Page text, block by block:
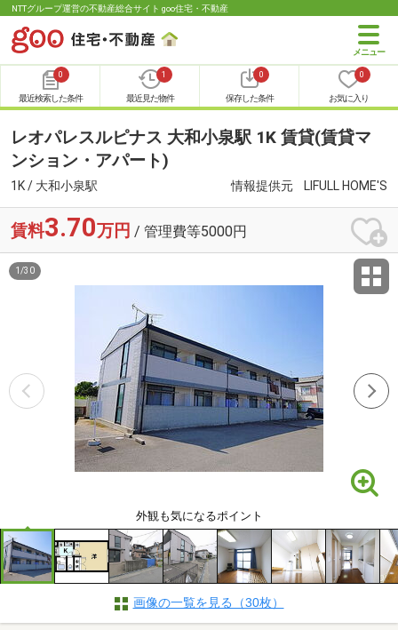
NTTグループ運営の不動産総合サイト goo住宅・不動産
0
最近検索した条件
1
最近見た物件
0
保存した条件
0
お気に入り
レオパレスルピナス 大和小泉駅 1K 賃貸(賃貸マ
ンション・アパート)
1K / 大和小泉駅 情報提供元 LIFULL HOME'S
賃料3.70万円 / 管理費等5000円
外観も気になるポイント
1 /30
画像の一覧を見る（30枚）